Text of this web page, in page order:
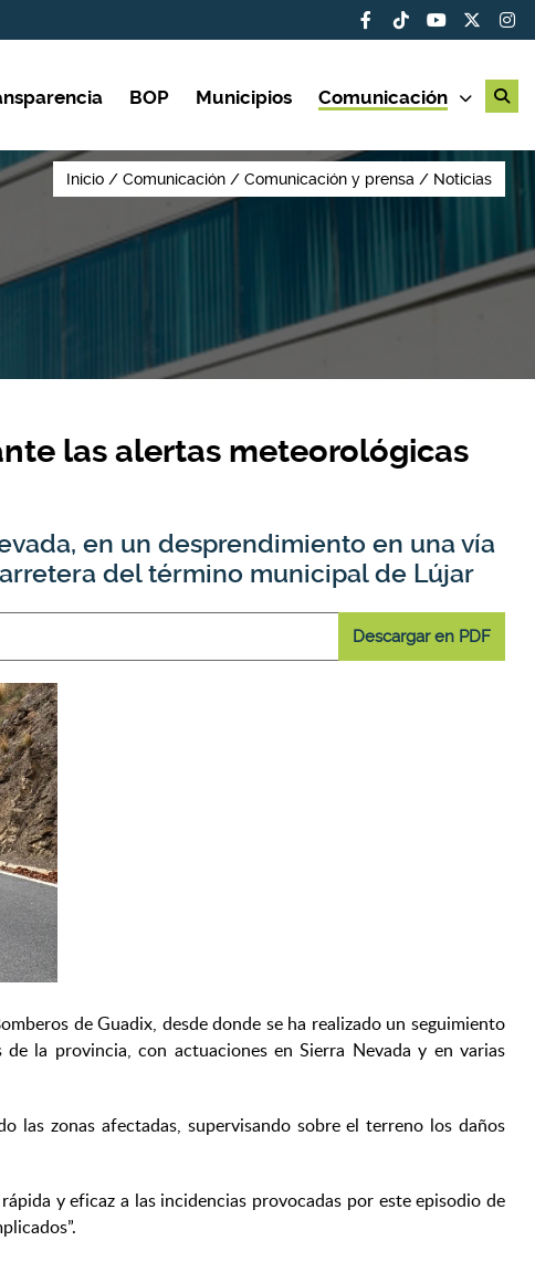
BOP Municipios Comunicación
Inicio Comunicación Comunicación y prensa Noticias
las alertas meteorológicas
en un desprendimiento en una vía
del término municipal de Lújar
Descargar en PDF
de Guadix, desde donde se ha realizado un seguimiento
la provincia, con actuaciones en Sierra Nevada y en varias
las zonas afectadas, supervisando sobre el terreno los daños
y eficaz a las incidencias provocadas por este episodio de